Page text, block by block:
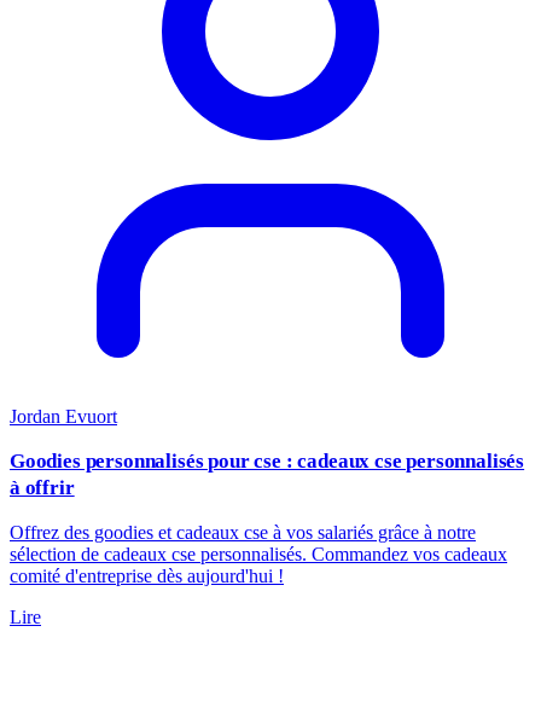
Jordan Evuort
Goodies personnalisés pour cse : cadeaux cse personnalisés
à offrir
Offrez des goodies et cadeaux cse à vos salariés grâce à notre
sélection de cadeaux cse personnalisés. Commandez vos cadeaux
comité d'entreprise dès aujourd'hui !
Lire